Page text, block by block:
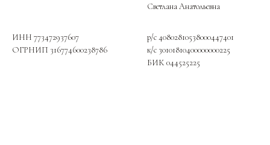
Светлана Анатольевна
ИНН 773472937607
ОГРНИП 316774600238786
p/c 40802810538000447401
к/c 30101810400000000225
БИК 044525225